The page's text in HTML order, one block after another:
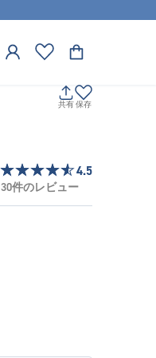
共有保存
4.5
30件のレビュー